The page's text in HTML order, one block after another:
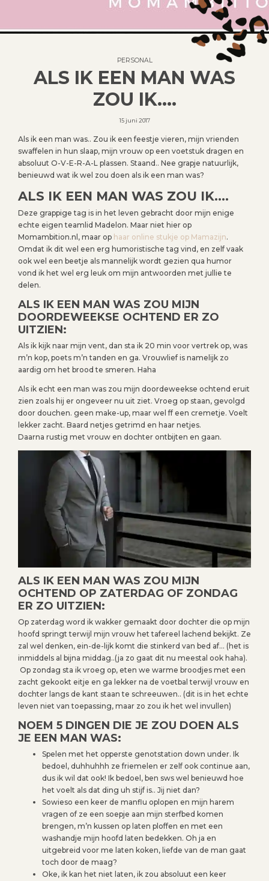
PERSONAL
ALS IK EEN MAN WAS
ZOU IK….
15 juni 2017
Als ik een man was.. Zou ik een feestje vieren, mijn vrienden
swaffelen in hun slaap, mijn vrouw op een voetstuk dragen en
absoluut O-V-E-R-A-L plassen. Staand.. Nee grapje natuurlijk,
benieuwd wat ik wel zou doen als ik een man was?
ALS IK EEN MAN WAS ZOU IK….
Deze grappige tag is in het leven gebracht door mijn enige
echte eigen teamlid Madelon. Maar niet hier op
Momambition.nl, maar op haar online stukje op Mamazijn.
Omdat ik dit wel een erg humoristische tag vind, en zelf vaak
ook wel een beetje als mannelijk wordt gezien qua humor
vond ik het wel erg leuk om mijn antwoorden met jullie te
delen.
ALS IK EEN MAN WAS ZOU MIJN
DOORDEWEEKSE OCHTEND ER ZO
UITZIEN:
Als ik kijk naar mijn vent, dan sta ik 20 min voor vertrek op, was
m’n kop, poets m’n tanden en ga. Vrouwlief is namelijk zo
aardig om het brood te smeren. Haha
Als ik echt een man was zou mijn doordeweekse ochtend eruit
zien zoals hij er ongeveer nu uit ziet. Vroeg op staan, gevolgd
door douchen. geen make-up, maar wel ff een cremetje. Voelt
lekker zacht. Baard netjes getrimd en haar netjes.
Daarna rustig met vrouw en dochter ontbijten en gaan.
ALS IK EEN MAN WAS ZOU MIJN
OCHTEND OP ZATERDAG OF ZONDAG
ER ZO UITZIEN:
Op zaterdag word ik wakker gemaakt door dochter die op mijn
hoofd springt terwijl mijn vrouw het tafereel lachend bekijkt. Ze
zal wel denken, ein-de-lijk komt die stinkerd van bed af… (het is
inmiddels al bijna middag..(ja zo gaat dit nu meestal ook haha).
Op zondag sta ik vroeg op, eten we warme broodjes met een
zacht gekookt eitje en ga lekker na de voetbal terwijl vrouw en
dochter langs de kant staan te schreeuwen.. (dit is in het echte
leven niet van toepassing, maar zo zou ik het wel invullen)
NOEM 5 DINGEN DIE JE ZOU DOEN ALS
JE EEN MAN WAS:
Spelen met het opperste genotstation down under. Ik
bedoel, duhhuhhh ze friemelen er zelf ook continue aan,
dus ik wil dat ook! Ik bedoel, ben sws wel benieuwd hoe
het voelt als dat ding uh stijf is.. Jij niet dan?
Sowieso een keer de manflu oplopen en mijn harem
vragen of ze een soepje aan mijn sterfbed komen
brengen, m’n kussen op laten ploffen en met een
washandje mijn hoofd laten bedekken. Oh ja en
uitgebreid voor me laten koken, liefde van de man gaat
toch door de maag?
Oke, ik kan het niet laten, ik zou absoluut een keer